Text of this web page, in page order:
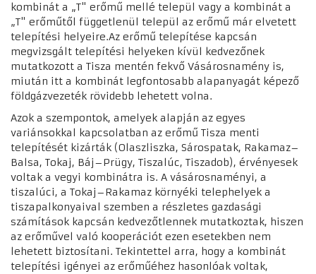
kombinát a „T" erőmű mellé települ vagy a kombinát a
„T" erőműtől függetlenül települ az erőmű már elvetett
telepítési helyeire.Az erőmű telepítése kapcsán
megvizsgált telepítési helyeken kívül kedvezőnek
mutatkozott a Tisza mentén fekvő Vásárosnamény is,
miután itt a kombinát legfontosabb alapanyagát képező
földgázvezeték rövidebb lehetett volna.
Azok a szempontok, amelyek alapján az egyes
variánsokkal kapcsolatban az erőmű Tisza menti
telepítését kizárták (Olaszliszka, Sárospatak, Rakamaz–
Balsa, Tokaj, Báj–Prügy, Tiszalúc, Tiszadob), érvényesek
voltak a vegyi kombinátra is. A vásárosnaményi, a
tiszalúci, a Tokaj–Rakamaz környéki telephelyek a
tiszapalkonyaival szemben a részletes gazdasági
számítások kapcsán kedvezőtlennek mutatkoztak, hiszen
az erőművel való kooperációt ezen esetekben nem
lehetett biztosítani. Tekintettel arra, hogy a kombinát
telepítési igényei az erőműéhez hasonlóak voltak,